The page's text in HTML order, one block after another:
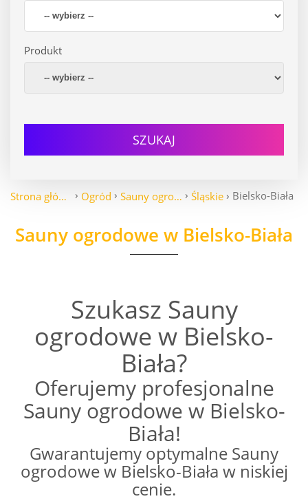
Produkt
SZUKAJ
Strona główna Ogród Sauny ogrodowe Śląskie Bielsko-Biała
Sauny ogrodowe w Bielsko-Biała
Szukasz Sauny
ogrodowe w Bielsko-
Biała?
Oferujemy profesjonalne
Sauny ogrodowe w Bielsko-
Biała!
Gwarantujemy optymalne Sauny
ogrodowe w Bielsko-Biała w niskiej
cenie.